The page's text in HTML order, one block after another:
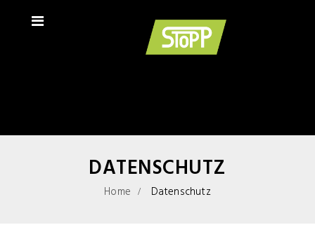
DATENSCHUTZ
Home Datenschutz